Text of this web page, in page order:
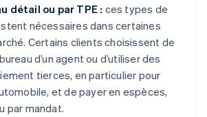
détail ou par TPE : ces types de
nécessaires dans certaines
Certains clients choisissent de
d’un agent ou d’utiliser des
tierces, en particulier pour
et de payer en espèces,
par mandat.